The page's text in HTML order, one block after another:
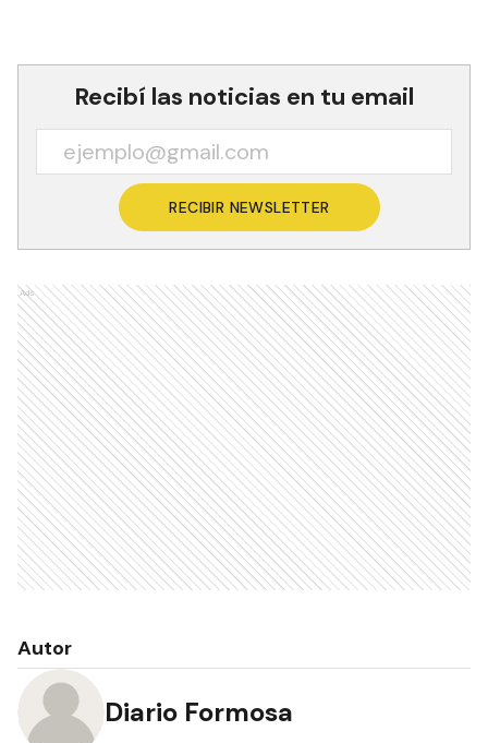
Recibí las noticias en tu email
RECIBIR NEWSLETTER
Ads
Autor
Diario Formosa